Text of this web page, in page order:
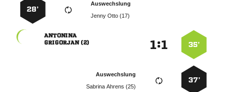
Auswechslung
  
28’
35’
:

 
37’
Auswechslung
  